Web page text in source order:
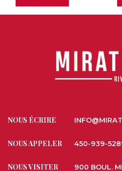
NOUS ÉCRIRE
NOUS APPELER 450-939-
NOUS VISITER
900 BOUL.